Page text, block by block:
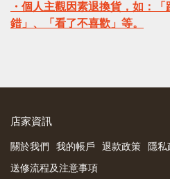
・個人主觀因素退換貨，如：
錯」、「看了不喜歡」等。
店家資訊
關於我們 我的帳戶 退款政策 隱私
送修流程及注意事項